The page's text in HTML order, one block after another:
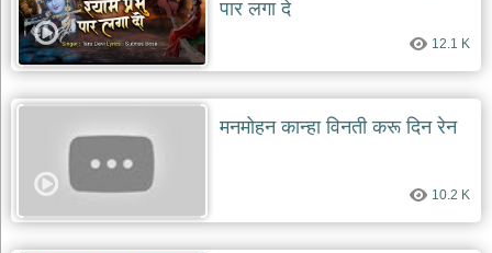
बावा
लाल
दयाल
भजन
lal
शनि
देव
भजन
पार लगा दे
12.1 K
मनमोहन कान्हा विनती करू दिन रेन
10.2 K